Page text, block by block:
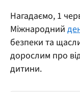
Нагадаємо, 1
Міжнародний
безпеки та
дорослим про
дитини.